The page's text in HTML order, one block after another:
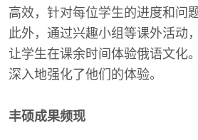
高效，针对每位学生的进度和问
此外，通过兴趣小组等课外活动
让学生在课余时间体验俄语文化
深入地强化了他们的体验。
丰硕成果频现